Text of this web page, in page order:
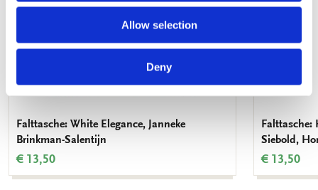
Allow selection
Deny
Falttasche: White Elegance, Janneke
Brinkman-Salentijn
€ 13,50
Falttasche:
Siebold,
€ 13,50